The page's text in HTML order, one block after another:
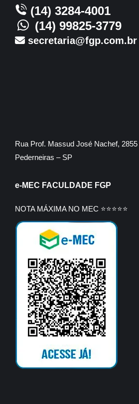
(14) 3284-4001
(14) 99825-3779
secretaria@fgp.com.br
Rua Prof. Massud José Nachef,
Pederneiras – SP
e-MEC FACULDADE FGP
NOTA MÁXIMA NO MEC ⭐⭐⭐⭐⭐